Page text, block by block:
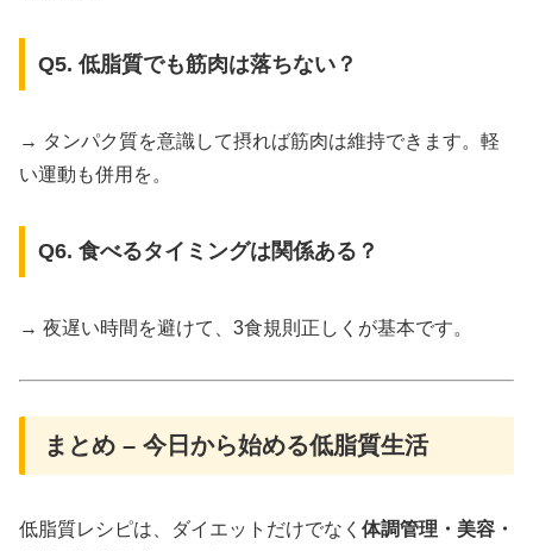
Q5. 低脂質でも筋肉は落ちない？
→ タンパク質を意識して摂れば筋肉は維持できます。軽
い運動も併用を。
Q6. 食べるタイミングは関係ある？
→ 夜遅い時間を避けて、3食規則正しくが基本です。
まとめ – 今日から始める低脂質生活
低脂質レシピは、ダイエットだけでなく 体調管理・美容・